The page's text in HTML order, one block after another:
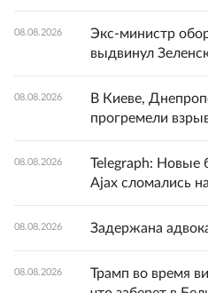
08.08.2026
Экс-министр
выдвинул
08.08.2026
В Киеве,
прогремели
08.08.2026
Telegraph: Новые
Ajax сломались
08.08.2026 Задержана
08.08.2026
Трамп во время